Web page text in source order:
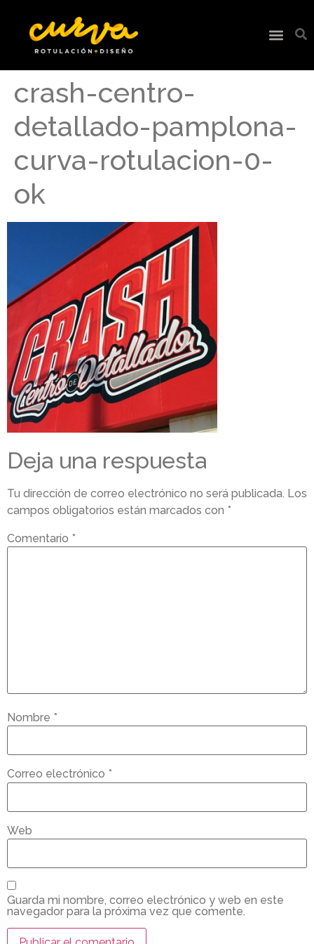
crash-centro-
detallado-pamplona-
curva-rotulacion-0-
ok
Deja una respuesta
Tu dirección de correo electrónico no será publicada. Los
campos obligatorios están marcados con *
Comentario *
Nombre *
Correo electrónico *
Web
Guarda mi nombre, correo electrónico y web en este
navegador para la próxima vez que comente.